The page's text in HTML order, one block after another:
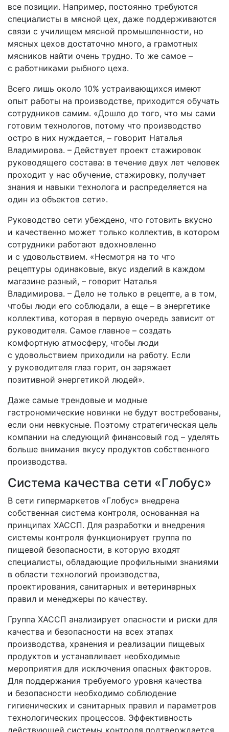
все позиции. Например, постоянно требуются
специалисты в мясной цех, даже поддерживаются
связи с училищем мясной промышленности, но
мясных цехов достаточно много, а грамотных
мясников найти очень трудно. То же самое –
с работниками рыбного цеха.
Всего лишь около 10% устраивающихся имеют
опыт работы на производстве, приходится обучать
сотрудников самим. «Дошло до того, что мы сами
готовим технологов, потому что производство
остро в них нуждается, – говорит Наталья
Владимирова. – Действует проект стажировок
руководящего состава: в течение двух лет человек
проходит у нас обучение, стажировку, получает
знания и навыки технолога и распределяется на
один из объектов сети».
Руководство сети убеждено, что готовить вкусно
и качественно может только коллектив, в котором
сотрудники работают вдохновленно
и с удовольствием. «Несмотря на то что
рецептуры одинаковые, вкус изделий в каждом
магазине разный, – говорит Наталья
Владимирова. – Дело не только в рецепте, а в том,
чтобы люди его соблюдали, а еще – в энергетике
коллектива, которая в первую очередь зависит от
руководителя. Самое главное – создать
комфортную атмосферу, чтобы люди
с удовольствием приходили на работу. Если
у руководителя глаз горит, он заряжает
позитивной энергетикой людей».
Даже самые трендовые и модные
гастрономические новинки не будут востребованы,
если они невкусные. Поэтому стратегическая цель
компании на следующий финансовый год – уделять
больше внимания вкусу продуктов собственного
производства.
Система качества сети «Глобус»
В сети гипермаркетов «Глобус» внедрена
собственная система контроля, основанная на
принципах ХАССП. Для разработки и внедрения
системы контроля функционирует группа по
пищевой безопасности, в которую входят
специалисты, обладающие профильными знаниями
в области технологий производства,
проектирования, санитарных и ветеринарных
правил и менеджеры по качеству.
Группа ХАССП анализирует опасности и риски для
качества и безопасности на всех этапах
производства, хранения и реализации пищевых
продуктов и устанавливает необходимые
мероприятия для исключения опасных факторов.
Для поддержания требуемого уровня качества
и безопасности необходимо соблюдение
гигиенических и санитарных правил и параметров
технологических процессов. Эффективность
действующей системы контроля подтверждается